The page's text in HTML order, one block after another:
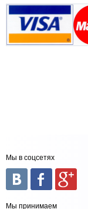
Мы в соцсетях
Мы принимаем